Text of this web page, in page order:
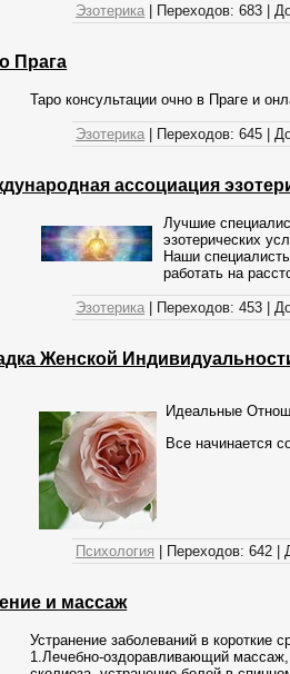
Эзотерика Переходов: 683
Прага
Таро консультации очно в Праге и
Эзотерика Переходов: 645
ассоциация
Лучшие
эзотерических
Наши
работать на
Эзотерика Переходов: 453
Женской
Идеальные
Все начинается
Психология Переходов: 642 |
и массаж
Устранение заболеваний в короткие
1.Лечебно-оздоравливающий массаж,